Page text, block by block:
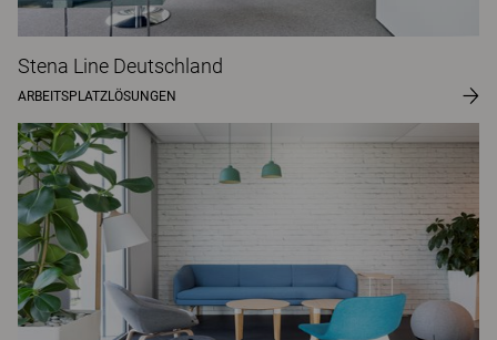
Stena Line Deutschland
ARBEITSPLATZLÖSUNGEN